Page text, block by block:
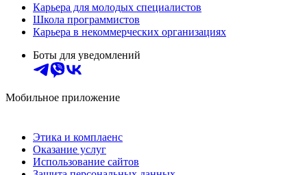
Карьера для молодых специалистов
Школа программистов
Карьера в некоммерческих организациях
Боты для уведомлений
Мобильное приложение
Этика и комплаенс
Оказание услуг
Использование сайтов